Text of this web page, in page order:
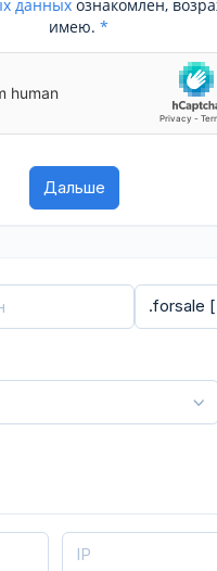
данных ознакомлен,
имею. *